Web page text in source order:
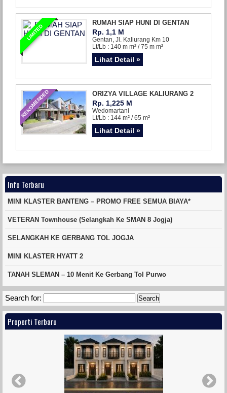
LIMITED
RUMAH SIAP HUNI DI GENTAN
Rp. 1,1 M
Gentan, Jl. Kaliurang Km 10
Lt/Lb : 140 m m² / 75 m m²
Lihat Detail »
REKOMENDED ORIZYA VILLAGE KALIURANG 2
Rp. 1,225 M
Wedomartani
Lt/Lb : 144 m² / 65 m²
Lihat Detail »
Info Terbaru
MINI KLASTER BANTENG – PROMO FREE SEMUA BIAYA*
VETERAN Townhouse (Selangkah Ke SMAN 8 Jogja)
SELANGKAH KE GERBANG TOL JOGJA
MINI KLASTER HYATT 2
TANAH SLEMAN – 10 Menit Ke Gerbang Tol Purwo
Search for:
Properti Terbaru